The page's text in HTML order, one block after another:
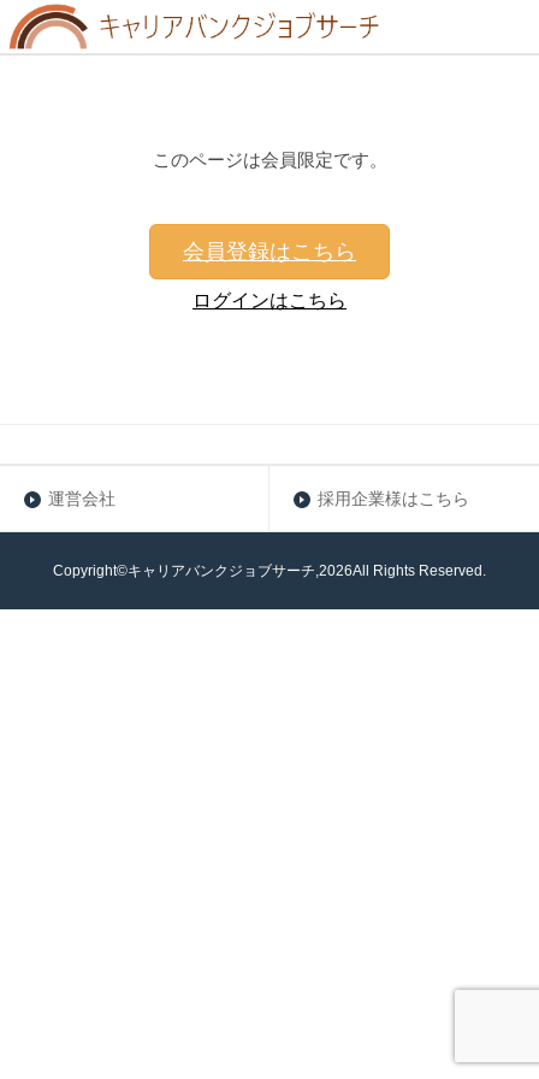
このページは会員限定です。
会員登録はこちら
ログインはこちら
運営会社 採用企業様はこちら
Copyright©キャリアバンクジョブサーチ,2026All Rights Reserved.